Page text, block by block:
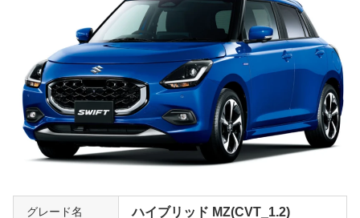
転することの楽しさを実感できるはずだ。通なクルマ好き
には非常に人気のあるグレードだから、高額評価は確実
高い安全性も備えたハイブリッド「HYBRID SL」
スズキ独自のハイブリッドシステムを搭載するHYBRID S
L。1.2Lの直4エンジンと発電機も兼ねるモーターを搭載
し、エンジンをアシストするだけでなく60km/h以下の低
負荷時にはEV走行も行う。バッテリーは100Vのリチウム
ッキ加飾付きのフロントグリルで、外観でもハイブリッド
グレード名 ハイブリッド MZ(CVT_1.2)